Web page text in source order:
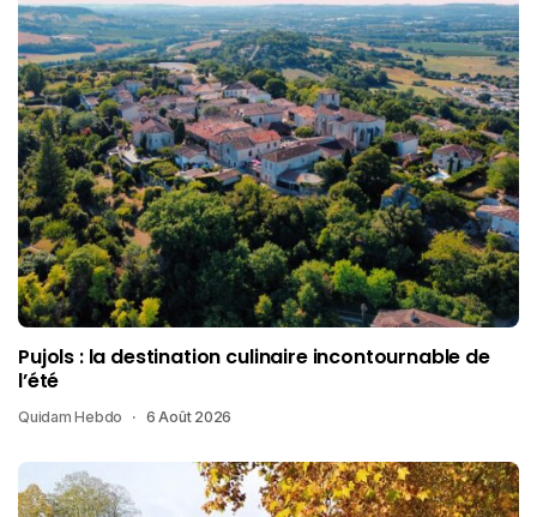
Pujols : la destination culinaire incontournable de
l’été
Quidam Hebdo 6 Août 2026